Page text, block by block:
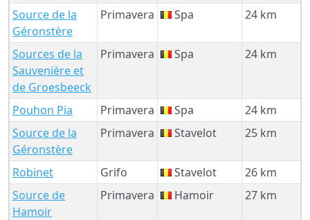
Source de la
Géronstère
Primavera Spa 24 km
Sources de la
Sauvenière et
de Groesbeeck
Primavera Spa 24 km
Pouhon Pia Primavera Spa
24 km
Source de la
Géronstère
Primavera Stavelot 25 km
Robinet Grifo Stavelot
26 km
Source de
Hamoir
Primavera Hamoir 27 km